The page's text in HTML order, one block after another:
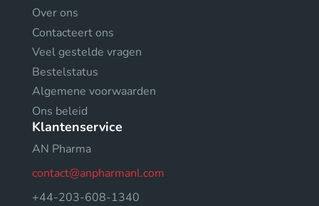
Over ons
Contacteert ons
Veel gestelde vragen
Bestelstatus
Algemene voorwaarden
Ons beleid
Klantenservice
AN Pharma
contact@anpharmanl.com
+44-203-608-1340